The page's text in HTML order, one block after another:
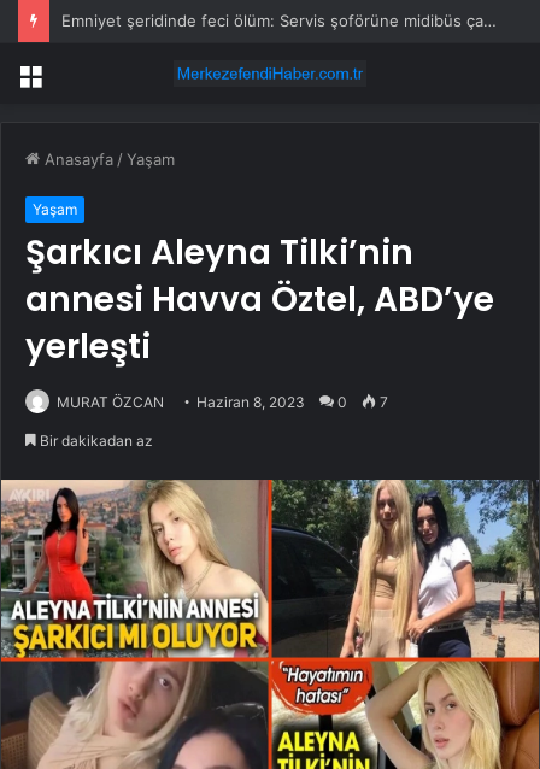
Emniyet şeridinde feci ölüm: Servis şoförüne midibüs çarptı
Menü
Anasayfa /Yaşam
Yaşam
Şarkıcı Aleyna Tilki’nin
annesi Havva Öztel, ABD’ye
yerleşti
MURAT ÖZCAN Haziran 8, 2023 0 7
Bir dakikadan az